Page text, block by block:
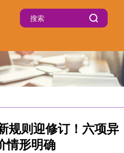
规则迎修订！六项异
情形明确